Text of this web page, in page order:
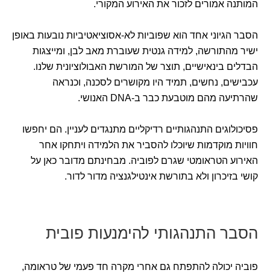
המותנה אמורים לזכור את האירוע המקורי.
הסבר הגיוני אחד הוא שפוביות לא-אסוציאטיביות נובעות באופן
ישיר מהתורשה, למידה גנטית שעוברת מאב לבן, ומייצגות
הבדלים בינאישיים, תוצר של המורשת האבולוציונית שלנו.
עכבישים, נחשים, תמיד היו מקושרים לסכנה, וכנראה
שהרתיעה מהם מוטבעת כבר ב-DNA האנושי.
פסיכולוגים התנהגותיים רדיקליים מתנגדים לעניין. הם יחפשו
חוויות מוקדמות שיוכלו להסביר את הלמידה ויתחקו אחר
האירוע הטראומטי שגרם לפוביה. מבחינתם מדובר כאן על
קושי בזיכרון ולא בתורשת אינטילגנציה מדור לדור.
הסבר התנהגותי להימנעות פובית
פוביה יכולה להתפתח גם אחרי מקרה חד פעמי של טראומה,